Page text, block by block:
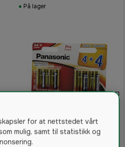
På lager
Panasonic Pro Power AA-
batteri 8-pack
for at nettstedet vårt
mulig, samt til statistikk og